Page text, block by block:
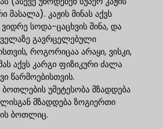
კაჟის მინას აქვს
სოდა-ცაცხვის მინა, და
გავრცელებული
როგორიცაა არაყი, ვისკი,
აქვს კარგი ფიზიკური ძალა
წარმოებისთვის.
უმეტესობა მზადდება
მზადდება ზოგიერთი
ბოთლიც.